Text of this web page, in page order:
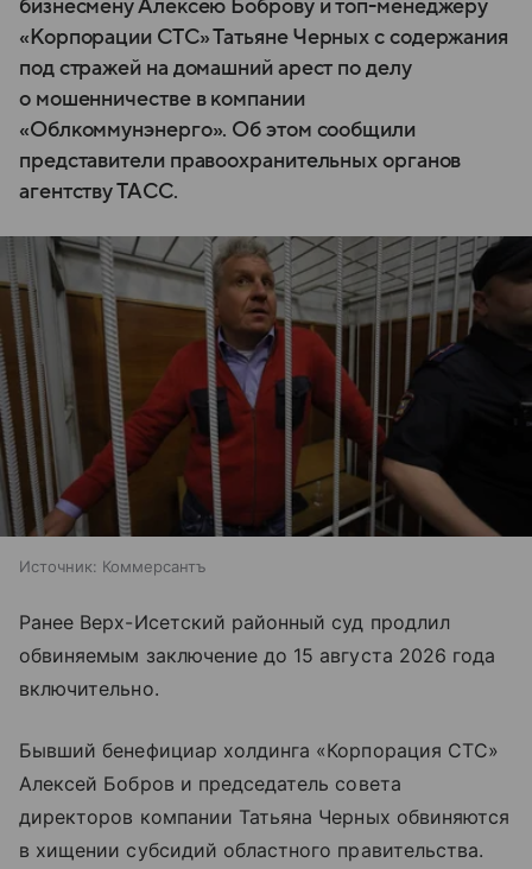
бизнесмену Алексею Боброву и топ-менеджеру
«Корпорации СТС» Татьяне Черных с содержания
под стражей на домашний арест по делу
о мошенничестве в компании
«Облкоммунэнерго». Об этом сообщили
представители правоохранительных органов
агентству ТАСС.
Источник: Коммерсантъ
Ранее Верх-Исетский районный суд продлил
обвиняемым заключение до 15 августа 2026 года
включительно.
Бывший бенефициар холдинга «Корпорация СТС»
Алексей Бобров и председатель совета
директоров компании Татьяна Черных обвиняются
в хищении субсидий областного правительства.